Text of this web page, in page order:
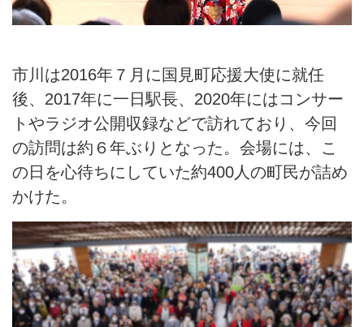
市川は2016年７月に国見町応援大使に就任
後、2017年に一日駅長、2020年にはコンサー
トやラジオ公開収録などで訪れており、今回
の訪問は約６年ぶりとなった。会場には、こ
の日を心待ちにしていた約400人の町民が詰め
かけた。